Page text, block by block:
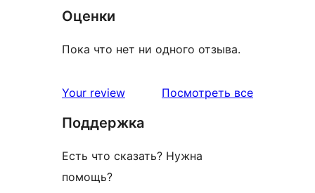
Оценки
Пока что нет ни одного отзыва.
Your review Посмотреть всеотзывы
Поддержка
Есть что сказать? Нужна
помощь?